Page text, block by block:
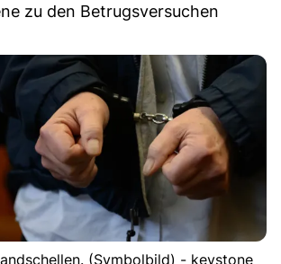
zu den Betrugsversuchen
(Symbolbild) - keystone